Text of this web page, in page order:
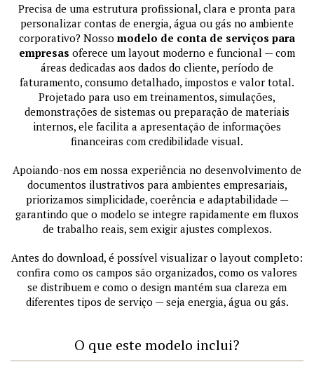
Precisa de uma estrutura profissional, clara e pronta para
personalizar contas de energia, água ou gás no ambiente
corporativo? Nosso modelo de conta de serviços para
empresas oferece um layout moderno e funcional — com
áreas dedicadas aos dados do cliente, período de
faturamento, consumo detalhado, impostos e valor total.
Projetado para uso em treinamentos, simulações,
demonstrações de sistemas ou preparação de materiais
internos, ele facilita a apresentação de informações
financeiras com credibilidade visual.
Apoiando-nos em nossa experiência no desenvolvimento de
documentos ilustrativos para ambientes empresariais,
priorizamos simplicidade, coerência e adaptabilidade —
garantindo que o modelo se integre rapidamente em fluxos
de trabalho reais, sem exigir ajustes complexos.
Antes do download, é possível visualizar o layout completo:
confira como os campos são organizados, como os valores
se distribuem e como o design mantém sua clareza em
diferentes tipos de serviço — seja energia, água ou gás.
O que este modelo inclui?